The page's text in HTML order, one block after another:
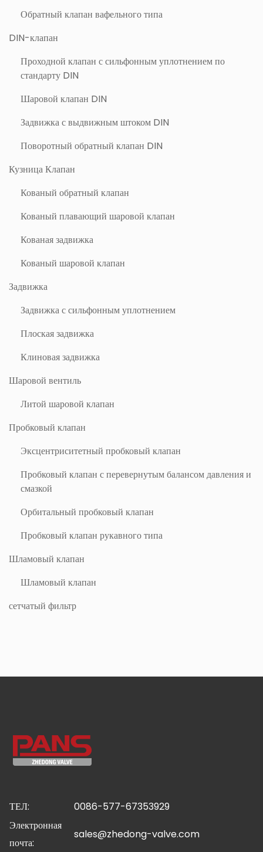
Обратный клапан вафельного типа
DIN-клапан
Проходной клапан с сильфонным уплотнением по
стандарту DIN
Шаровой клапан DIN
Задвижка с выдвижным штоком DIN
Поворотный обратный клапан DIN
Кузница Клапан
Кованый обратный клапан
Кованый плавающий шаровой клапан
Кованая задвижка
Кованый шаровой клапан
Задвижка
Задвижка с сильфонным уплотнением
Плоская задвижка
Клиновая задвижка
Шаровой вентиль
Литой шаровой клапан
Пробковый клапан
Эксцентриситетный пробковый клапан
Пробковый клапан с перевернутым балансом давления и
смазкой
Орбитальный пробковый клапан
Пробковый клапан рукавного типа
Шламовый клапан
Шламовый клапан
сетчатый фильтр
ТЕЛ:
0086-577-67353929
Электронная
почта:
sales@zhedong-valve.com